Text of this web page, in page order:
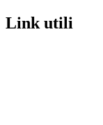
Link utili